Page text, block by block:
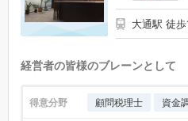
大通駅 徒歩
経営者の皆様のブレーンとして
得意分野 顧問税理士 資金